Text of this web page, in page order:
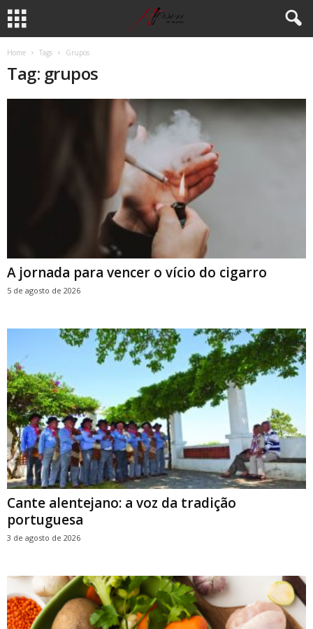
Home Tags Grupos
Tag: grupos
A jornada para vencer o vício do cigarro
5 de agosto de 2026
Cante alentejano: a voz da tradição
portuguesa
3 de agosto de 2026